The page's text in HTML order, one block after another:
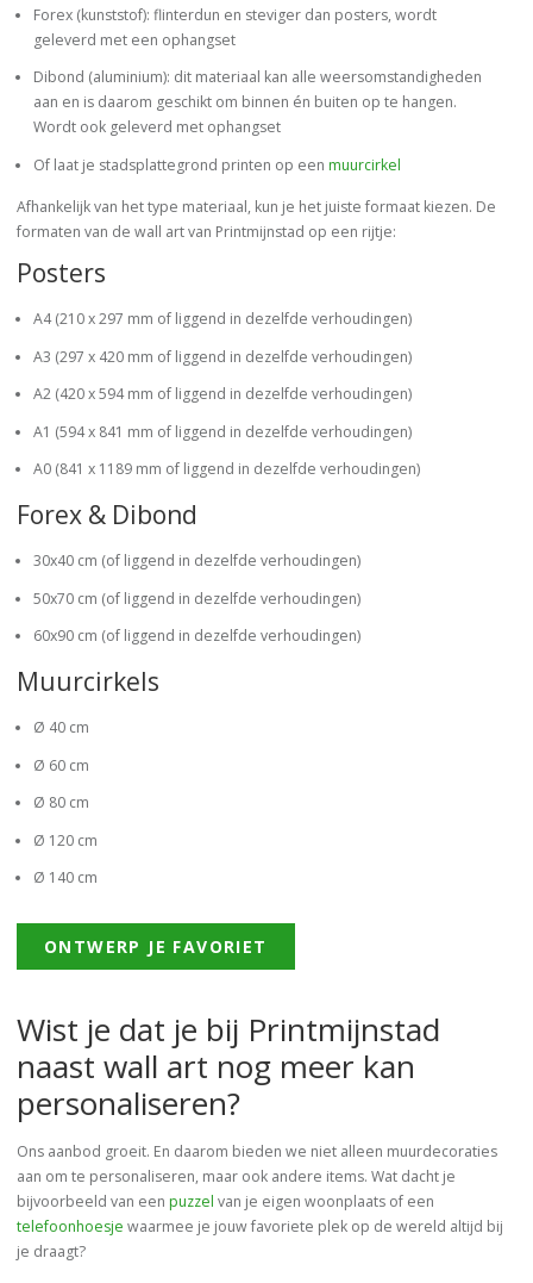
Forex (kunststof): flinterdun en steviger dan posters, wordt
geleverd met een ophangset
Dibond (aluminium): dit materiaal kan alle weersomstandigheden
aan en is daarom geschikt om binnen én buiten op te hangen.
Wordt ook geleverd met ophangset
Of laat je stadsplattegrond printen op een muurcirkel
Afhankelijk van het type materiaal, kun je het juiste formaat kiezen. De
formaten van de wall art van Printmijnstad op een rijtje:
Posters
A4 (210 x 297 mm of liggend in dezelfde verhoudingen)
A3 (297 x 420 mm of liggend in dezelfde verhoudingen)
A2 (420 x 594 mm of liggend in dezelfde verhoudingen)
A1 (594 x 841 mm of liggend in dezelfde verhoudingen)
A0 (841 x 1189 mm of liggend in dezelfde verhoudingen)
Forex & Dibond
30x40 cm (of liggend in dezelfde verhoudingen)
50x70 cm (of liggend in dezelfde verhoudingen)
60x90 cm (of liggend in dezelfde verhoudingen)
Muurcirkels
Ø 40 cm
Ø 60 cm
Ø 80 cm
Ø 120 cm
Ø 140 cm
ONTWERP JE FAVORIET
Wist je dat je bij Printmijnstad
naast wall art nog meer kan
personaliseren?
Ons aanbod groeit. En daarom bieden we niet alleen muurdecoraties
aan om te personaliseren, maar ook andere items. Wat dacht je
bijvoorbeeld van een puzzel van je eigen woonplaats of een
telefoonhoesje waarmee je jouw favoriete plek op de wereld altijd bij
je draagt?